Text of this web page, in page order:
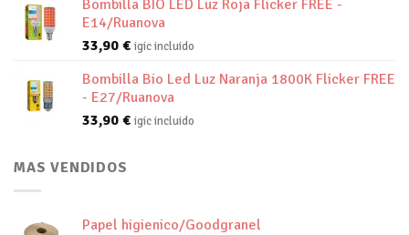
Bombilla BIO LED Luz Roja Flicker FREE -
E14/Ruanova
33,90 € igic incluido
Bombilla Bio Led Luz Naranja 1800K Flicker FREE
- E27/Ruanova
33,90 € igic incluido
MAS VENDIDOS
Papel higienico/Goodgranel